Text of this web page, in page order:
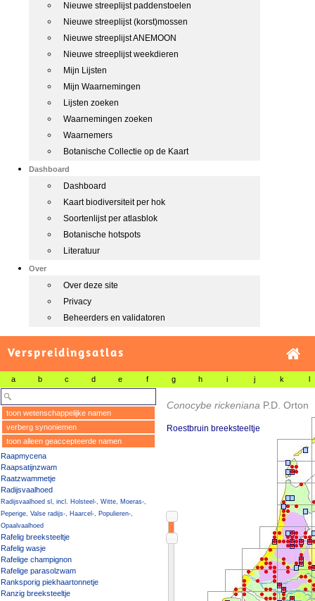
Nieuwe streeplijst paddenstoelen
Nieuwe streeplijst (korst)mossen
Nieuwe streeplijst ANEMOON
Nieuwe streeplijst weekdieren
Mijn Lijsten
Mijn Waarnemingen
Lijsten zoeken
Waarnemingen zoeken
Waarnemers
Botanische Collectie op de Kaart
Dashboard
Dashboard
Kaart biodiversiteit per hok
Soortenlijst per atlasblok
Botanische hotspots
Literatuur
Over
Over deze site
Privacy
Beheerders en validatoren
Verspreidingsatlas
a b c d e f g h i j k l
toon wetenschappelijke namen
verberg synoniemen
toon alleen geaccepteerde namen
Raapmycena
Raapsatijnzwam
Raatzwammetje
Radijsvaalhoed
Radijsvaalhoed sl, incl. Holsteel-, Witte, Moeras-,
Peperige, Valse radijs-, Haarcel-, Populieren-,
Opaalvaalhoed
Rafelig breeksteeltje
Rafelig wasje
Rafelige champignon
Rafelige parasolzwam
Ranksporig piekhaartonnetje
Ranzig breeksteeltje
Conocybe rickeniana P.D. Orton
Roestbruin breeksteeltje